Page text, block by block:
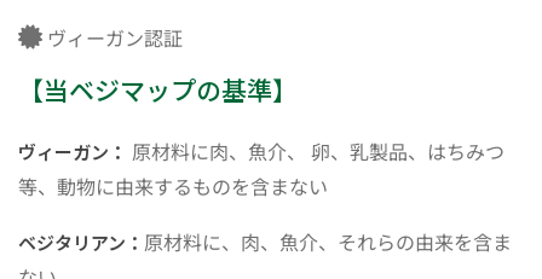
ヴィーガン認証
【当ベジマップの基準】
ヴィーガン： 原材料に肉、魚介、 卵、乳製品、はちみつ
等、動物に由来するものを含まない
ベジタリアン： 原材料に、肉、魚介、それらの由来を含ま